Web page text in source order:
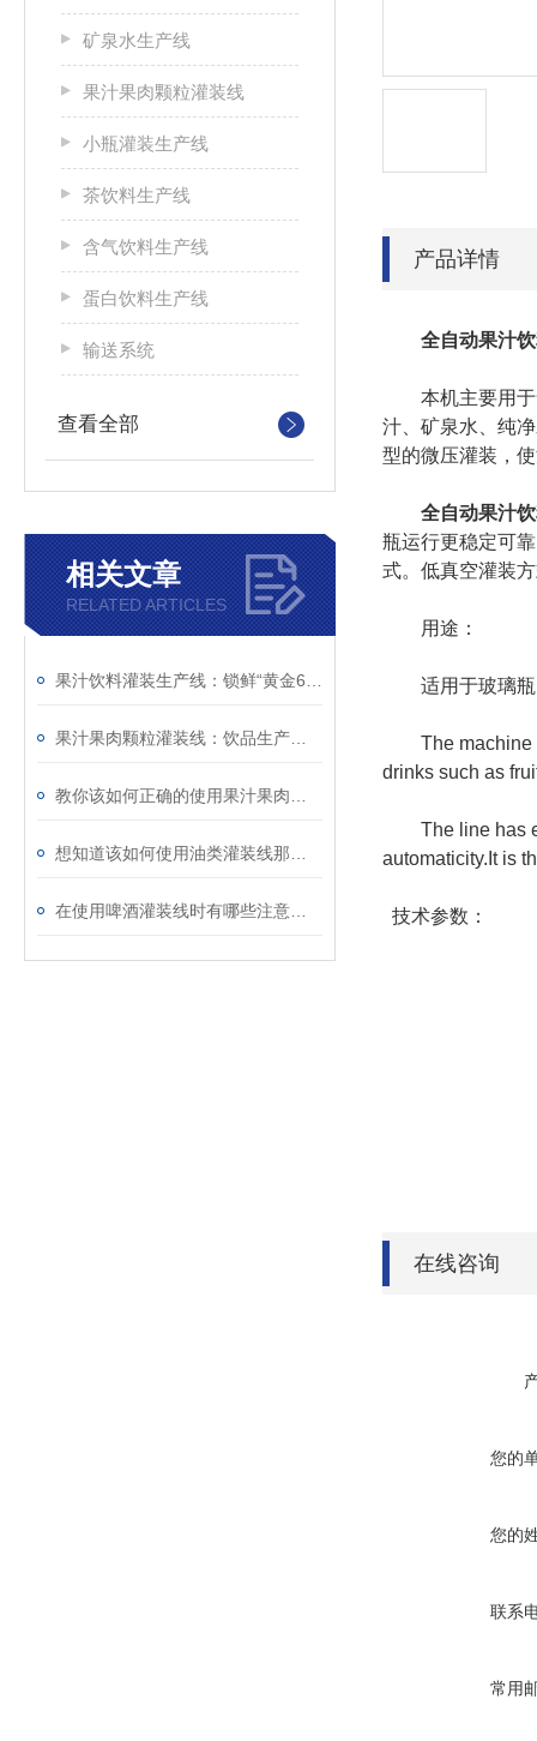
矿泉水生产线
果汁果肉颗粒灌装线
小瓶灌装生产线
茶饮料生产线
含气饮料生产线
蛋白饮料生产线
输送系统
查看全部
相关文章
RELATED ARTICLES
产品详情
全自动果汁
本机主要用于含
汁、矿泉水、纯
型的微压灌装，
全自动果汁
瓶运行更稳定可
式。低真空灌装
用途：
适用于玻璃瓶，
The machine is
drinks such as
The line has
automaticity.It is
技术参数：
在线咨询
您的
您的
联系
常用